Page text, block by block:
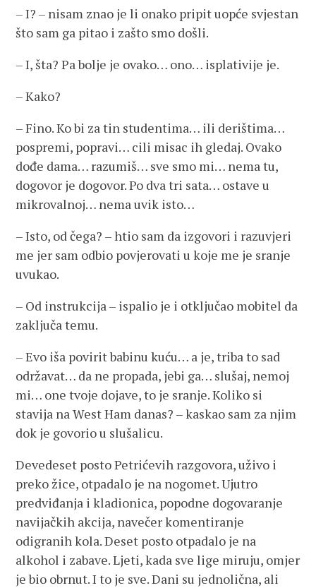
– I? – nisam znao je li onako pripit uopće svjestan
što sam ga pitao i zašto smo došli.
– I, šta? Pa bolje je ovako… ono… isplativije je.
– Kako?
– Fino. Ko bi za tin studentima… ili derištima…
pospremi, popravi… cili misac ih gledaj. Ovako
dođe dama… razumiš… sve smo mi… nema tu,
dogovor je dogovor. Po dva tri sata… ostave u
mikrovalnoj… nema uvik isto…
– Isto, od čega? – htio sam da izgovori i razuvjeri
me jer sam odbio povjerovati u koje me je sranje
uvukao.
– Od instrukcija – ispalio je i otključao mobitel da
zaključa temu.
– Evo iša povirit babinu kuću… a je, triba to sad
održavat… da ne propada, jebi ga… slušaj, nemoj
mi… one tvoje dojave, to je sranje. Koliko si
stavija na West Ham danas? – kaskao sam za njim
dok je govorio u slušalicu.
Devedeset posto Petrićevih razgovora, uživo i
preko žice, otpadalo je na nogomet. Ujutro
predviđanja i kladionica, popodne dogovaranje
navijačkih akcija, navečer komentiranje
odigranih kola. Deset posto otpadalo je na
alkohol i zabave. Ljeti, kada sve lige miruju, omjer
je bio obrnut. I to je sve. Dani su jednolična, ali